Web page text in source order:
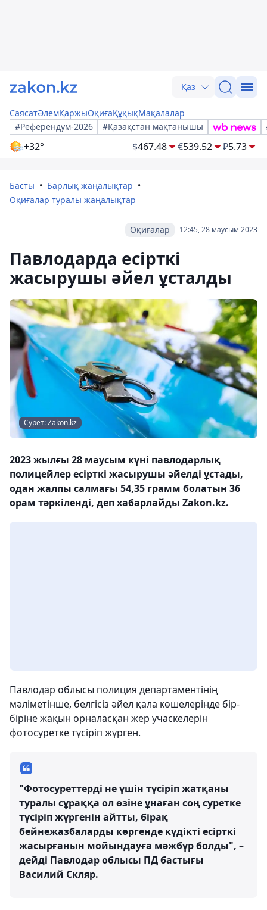
Қаз
СаясатӘлемҚаржыОқиғаҚұқықМақалалар
#Референдум-2026
#Қазақстан мақтанышы
+32° $467.48 €539.52 ₽5.73
Басты
Барлық жаңалықтар
Оқиғалар туралы жаңалықтар
12:45, 28 маусым 2023
Оқиғалар
Павлодарда есірткі
жасырушы әйел ұсталды
Сурет: Zakon.kz
2023 жылғы 28 маусым күні павлодарлық
полицейлер есірткі жасырушы әйелді ұстады,
одан жалпы салмағы 54,35 грамм болатын 36
орам тәркіленді, деп хабарлайды Zakon.kz.
Павлодар облысы полиция департаментінің
мәліметінше, белгісіз әйел қала көшелерінде бір-
біріне жақын орналасқан жер учаскелерін
фотосуретке түсіріп жүрген.
"Фотосуреттерді не үшін түсіріп жатқаны
туралы сұраққа ол өзіне ұнаған соң суретке
түсіріп жүргенін айтты, бірақ
бейнежазбаларды көргенде күдікті есірткі
жасырғанын мойындауға мәжбүр болды", –
дейді Павлодар облысы ПД бастығы
Василий Скляр.